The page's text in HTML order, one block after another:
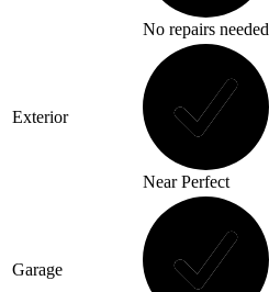
No repairs needed
Exterior
Near Perfect
Garage